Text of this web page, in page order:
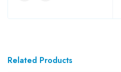
Related Products